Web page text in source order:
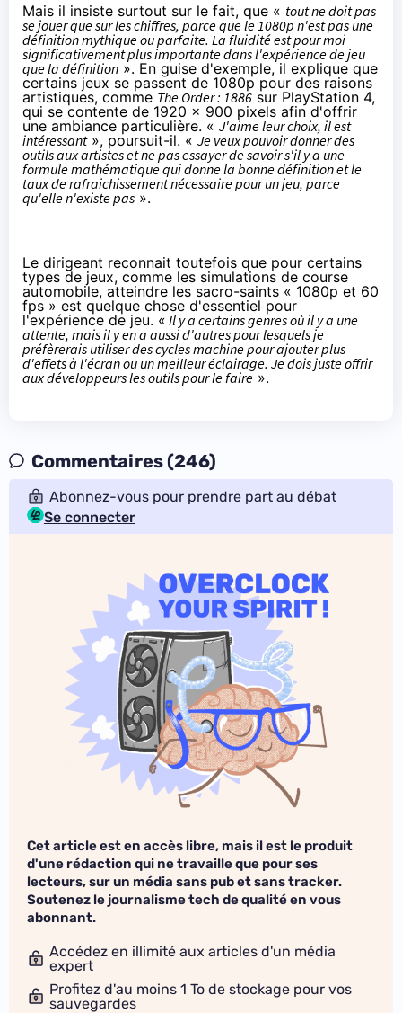
Mais il insiste surtout sur le fait, que « tout ne doit pas
se jouer que sur les chiffres, parce que le 1080p n'est pas une
définition mythique ou parfaite. La fluidité est pour moi
significativement plus importante dans l'expérience de jeu
que la définition ». En guise d'exemple, il explique que
certains jeux se passent de 1080p pour des raisons
artistiques, comme The Order : 1886 sur PlayStation 4,
qui se contente de 1920 x 900 pixels afin d'offrir
une ambiance particulière. « J'aime leur choix, il est
intéressant», poursuit-il. « Je veux pouvoir donner des
outils aux artistes et ne pas essayer de savoir s'il y a une
formule mathématique qui donne la bonne définition et le
taux de rafraichissement nécessaire pour un jeu, parce
qu'elle n'existe pas ».
Le dirigeant reconnait toutefois que pour certains
types de jeux, comme les simulations de course
automobile, atteindre les sacro-saints « 1080p et 60
fps » est quelque chose d'essentiel pour
l'expérience de jeu. « Il y a certains genres où il y a une
attente, mais il y en a aussi d'autres pour lesquels je
préfèrerais utiliser des cycles machine pour ajouter plus
d'effets à l'écran ou un meilleur éclairage. Je dois juste offrir
aux développeurs les outils pour le faire».
Commentaires (246)
Abonnez-vous pour prendre part au débat
Se connecter
Cet article est en accès libre, mais il est le produit
d'une rédaction qui ne travaille que pour ses
lecteurs, sur un média sans pub et sans tracker.
Soutenez le journalisme tech de qualité en vous
abonnant.
Accédez en illimité aux articles d'un média
expert
Profitez d'au moins 1 To de stockage pour vos
sauvegardes